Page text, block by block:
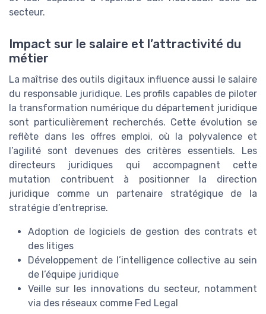
secteur.
Impact sur le salaire et l’attractivité du
métier
La maîtrise des outils digitaux influence aussi le salaire
du responsable juridique. Les profils capables de piloter
la transformation numérique du département juridique
sont particulièrement recherchés. Cette évolution se
reflète dans les offres emploi, où la polyvalence et
l’agilité sont devenues des critères essentiels. Les
directeurs juridiques qui accompagnent cette
mutation contribuent à positionner la direction
juridique comme un partenaire stratégique de la
stratégie d’entreprise.
Adoption de logiciels de gestion des contrats et
des litiges
Développement de l’intelligence collective au sein
de l’équipe juridique
Veille sur les innovations du secteur, notamment
via des réseaux comme Fed Legal